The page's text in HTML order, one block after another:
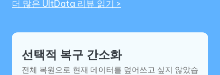
더 많은 UltData 리뷰 읽기 >
선택적 복구 간소화
전체 복원으로 현재 데이터를 덮어쓰고 싶지 않았습